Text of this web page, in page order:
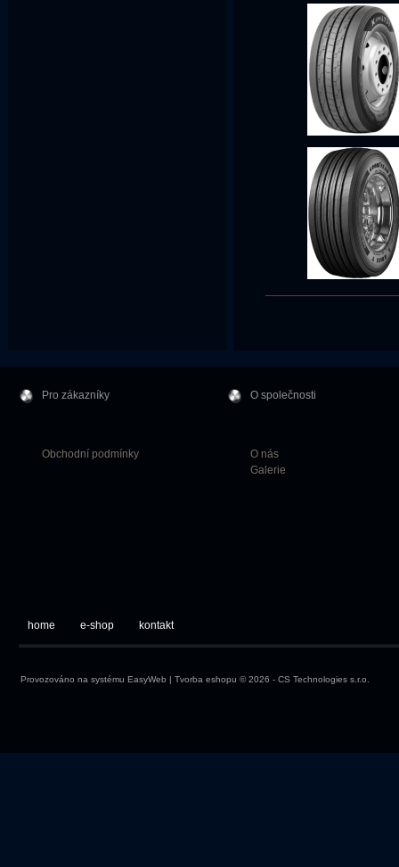
Pro zákazníky
Obchodní podmínky
O společnosti
O nás
Galerie
home e-shop kontakt
Provozováno na systému EasyWeb | Tvorba eshopu © 2026 - CS Technologies s.r.o.